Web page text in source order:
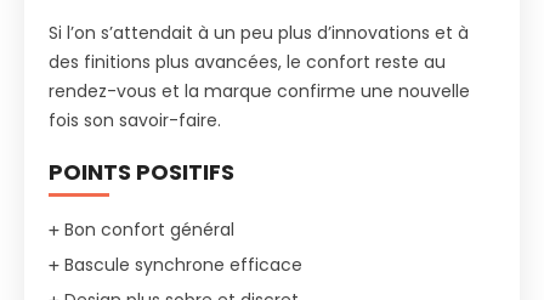
Si l’on s’attendait à un peu plus d’innovations et à
des finitions plus avancées, le confort reste au
rendez-vous et la marque confirme une nouvelle
fois son savoir-faire.
POINTS POSITIFS
Bon confort général
Bascule synchrone efficace